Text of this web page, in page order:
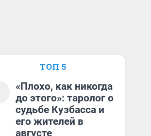
ТОП 5
«Плохо, как никогда
до этого»: таролог о
судьбе Кузбасса и
его жителей в
августе